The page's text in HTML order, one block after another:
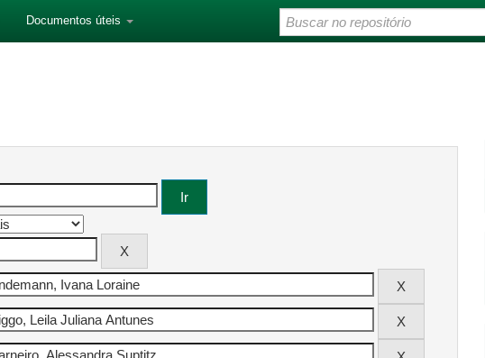
Documentos úteis